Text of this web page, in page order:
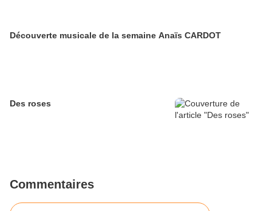
Découverte musicale de la semaine Anaïs CARDOT
Des roses
Commentaires